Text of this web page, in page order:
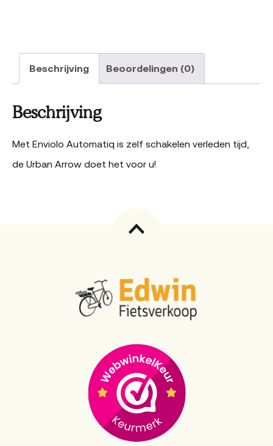
Beschrijving Beoordelingen (0)
Beschrijving
Met Enviolo Automatiq is zelf schakelen verleden tijd,
de Urban Arrow doet het voor u!